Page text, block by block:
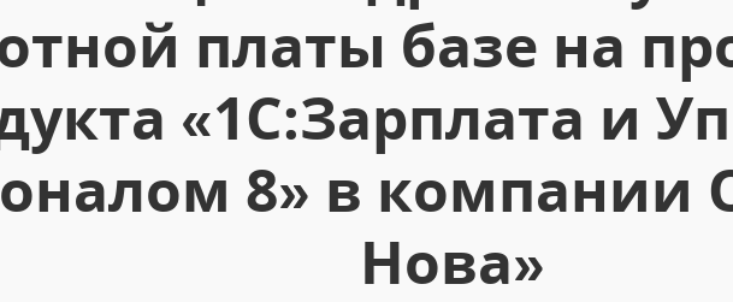
платы базе на
«1С:Зарплата и
8» в компании
Нова»